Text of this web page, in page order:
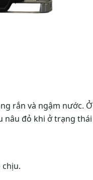
rắn và ngậm nước. Ở
nâu đỏ khi ở trạng thái
chịu.